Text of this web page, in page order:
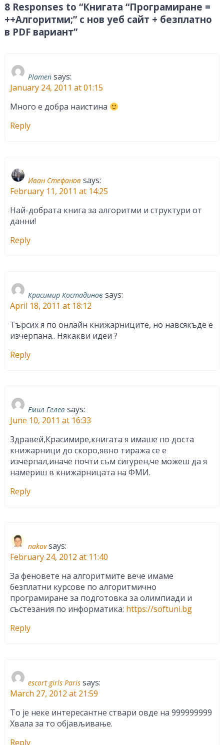
8 Responses to “Книгата “Програмиране =
++Алгоритми;” с нов уеб сайт + безплатно
в PDF вариант”
Plamen says:
January 24, 2011 at 01:15
Много е добра наистина
Reply
Иван Стефанов says:
February 11, 2011 at 14:25
Най-добрата книга за алгоритми и структури от
данни!
Reply
Красимир Костадинов says:
April 18, 2011 at 18:12
Търсих я по онлайн книжарниците, но навсякъде е
изчерпана.. Някакви идеи ?
Reply
Емил Гелев says:
June 10, 2011 at 16:33
Здравей,Красимире,книгата я имаше по доста
книжарници до скоро,явно тиража се е
изчерпал,иначе почти съм сигурен,че можеш да я
намериш в книжарницата на ФМИ.
Reply
nakov says:
February 24, 2012 at 11:40
За феновете на алгоритмите вече имаме
безплатни курсове по алгоритмично
програмиране за подготовка за олимпиади и
състезания по информатика: https://softuni.bg
Reply
escort girls Paris says:
March 27, 2012 at 21:59
То је неке интересантне ствари овде на 999999999
Хвала за то објављивање.
Reply